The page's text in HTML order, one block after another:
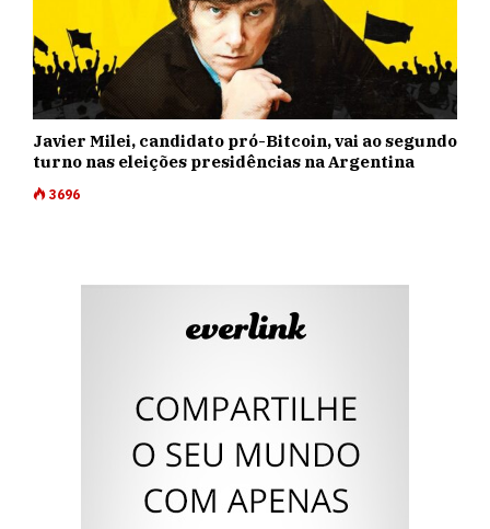
Javier Milei, candidato pró-Bitcoin, vai ao segundo
turno nas eleições presidências na Argentina
3696